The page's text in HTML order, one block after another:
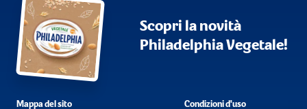
Scopri la novità
Philadelphia Vegetale!
Mappa del sito Condizioni d'uso